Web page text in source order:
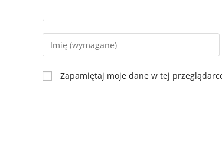
Zapamiętaj moje dane w tej